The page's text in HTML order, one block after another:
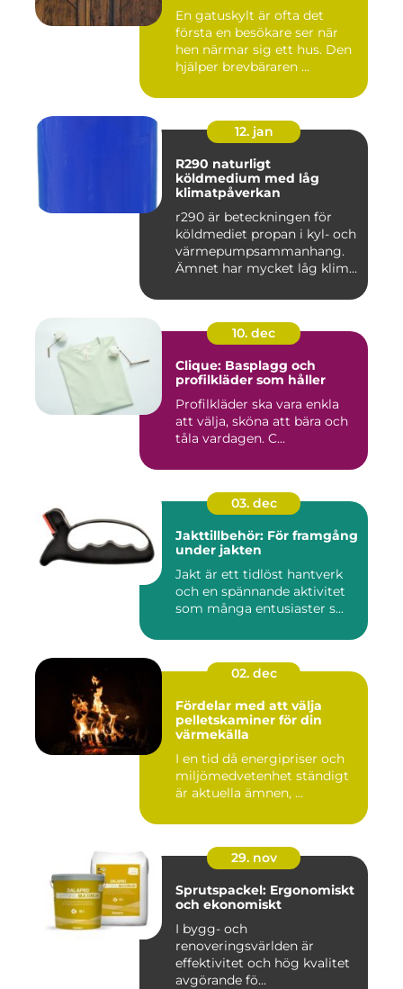
En gatuskylt är ofta det
första en besökare ser när
hen närmar sig ett hus. Den
hjälper brevbäraren ...
12. jan
R290 naturligt
köldmedium med låg
klimatpåverkan
r290 är beteckningen för
köldmediet propan i kyl- och
värmepumpsammanhang.
Ämnet har mycket låg klim...
10. dec
Clique: Basplagg och
profilkläder som håller
Profilkläder ska vara enkla
att välja, sköna att bära och
tåla vardagen. C...
03. dec
Jakttillbehör: För framgång
under jakten
Jakt är ett tidlöst hantverk
och en spännande aktivitet
som många entusiaster s...
02. dec
Fördelar med att välja
pelletskaminer för din
värmekälla
I en tid då energipriser och
miljömedvetenhet ständigt
är aktuella ämnen, ...
29. nov
Sprutspackel: Ergonomiskt
och ekonomiskt
I bygg- och
renoveringsvärlden är
effektivitet och hög kvalitet
avgörande fö...